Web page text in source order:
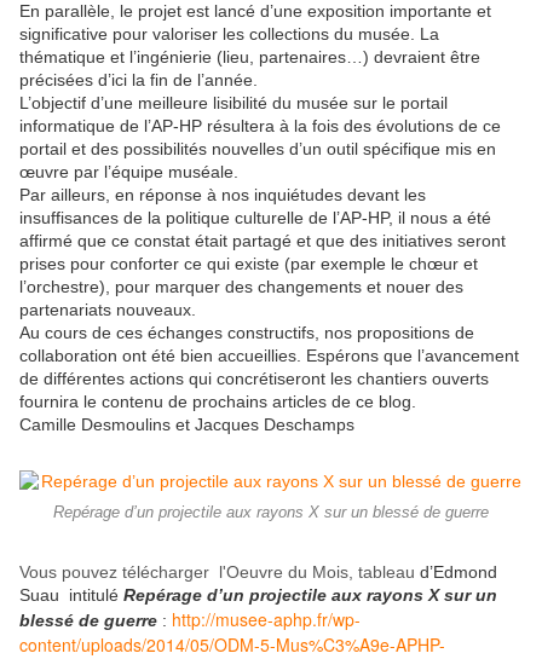
En parallèle, le projet est lancé d’une exposition importante et
significative pour valoriser les collections du musée. La
thématique et l’ingénierie (lieu, partenaires…) devraient être
précisées d’ici la fin de l’année.
L’objectif d’une meilleure lisibilité du musée sur le portail
informatique de l’AP-HP résultera à la fois des évolutions de ce
portail et des possibilités nouvelles d’un outil spécifique mis en
œuvre par l’équipe muséale.
Par ailleurs, en réponse à nos inquiétudes devant les
insuffisances de la politique culturelle de l’AP-HP, il nous a été
affirmé que ce constat était partagé et que des initiatives seront
prises pour conforter ce qui existe (par exemple le chœur et
l’orchestre), pour marquer des changements et nouer des
partenariats nouveaux.
Au cours de ces échanges constructifs, nos propositions de
collaboration ont été bien accueillies. Espérons que l’avancement
de différentes actions qui concrétiseront les chantiers ouverts
fournira le contenu de prochains articles de ce blog.
Camille Desmoulins et Jacques Deschamps
Repérage d’un projectile aux rayons X sur un blessé de guerre
Vous pouvez télécharger l'Oeuvre du Mois, tableau d’Edmond
Suau intitulé Repérage d’un projectile aux rayons X sur un
blessé de guerre : http://musee-aphp.fr/wp-
content/uploads/2014/05/ODM-5-Mus%C3%A9e-APHP-